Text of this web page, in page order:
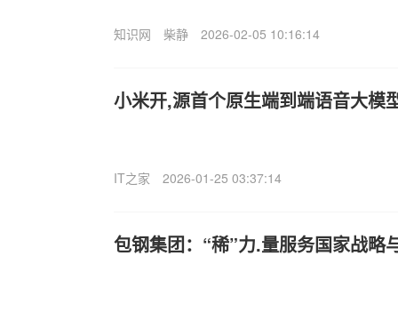
知识网 柴静 2026-02-05 10:16:14
小米开,源首个原生端到端语音大模
IT之家 2026-01-25 03:37:14
包钢集团：“稀”力.量服务国家战略